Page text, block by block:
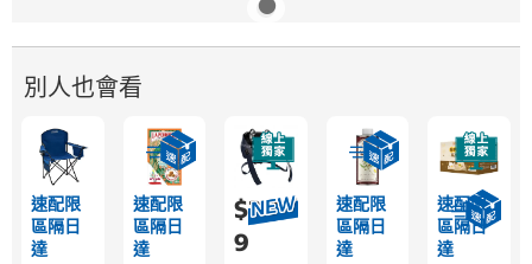
別人也會看
速配限
區隔日
達
速配限
區隔日
達
$3,35
9
速配限
區隔日
達
速配限
區隔日
達